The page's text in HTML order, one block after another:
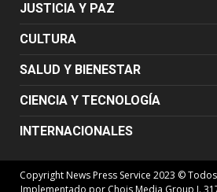
JUSTICIA Y PAZ
CULTURA
SALUD Y BIENESTAR
CIENCIA Y TECNOLOGÍA
INTERNACIONALES
Copyright News Press Service 2023 ©
Implementado por Chois Media Group J.